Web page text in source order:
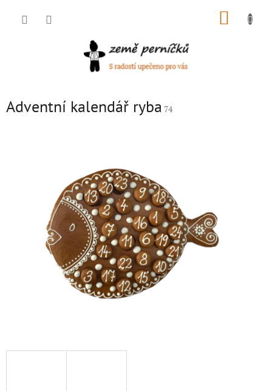
Adventní kalendář ryba 74